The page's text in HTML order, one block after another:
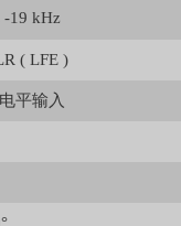
-19 kHz
( LFE )
平输入